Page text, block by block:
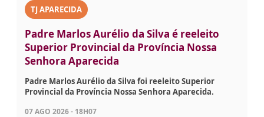
TJ APARECIDA
Padre Marlos Aurélio da Silva é reeleito
Superior Provincial da Província Nossa
Senhora Aparecida
Padre Marlos Aurélio da Silva foi reeleito Superior
Provincial da Província Nossa Senhora Aparecida.
07 AGO 2026 - 18H07